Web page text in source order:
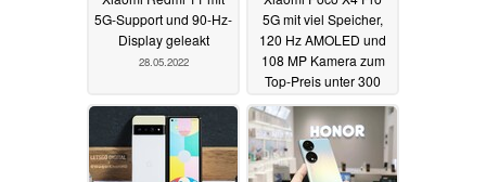
5G-Support und 90-Hz-
Display geleakt
28.05.2022
5G mit viel Speicher,
120 Hz AMOLED und
108 MP Kamera zum
Top-Preis unter 300
27.05.2022